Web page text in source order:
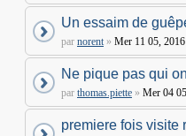
Un essaim de
par norent » Mer 11 05,
Ne pique pas qui
par thomas.piette » Mer 04
premiere fois visite